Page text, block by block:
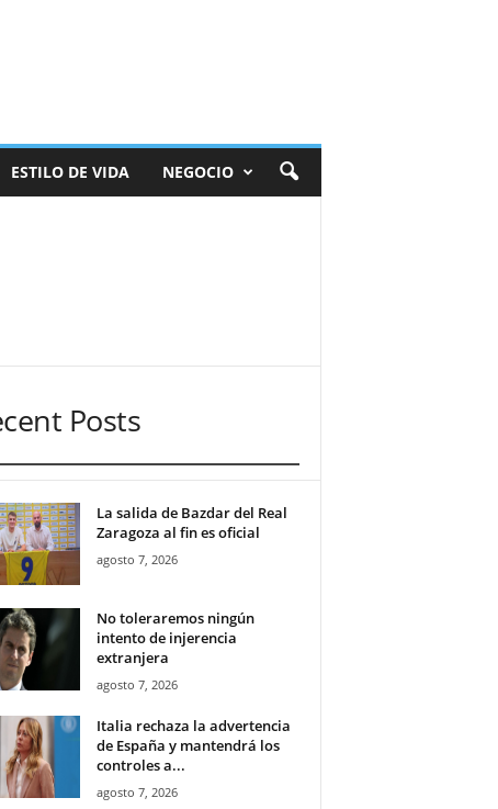
ESTILO DE VIDA NEGOCIO
Posts
La salida de Bazdar del Real
Zaragoza al fin es oficial
agosto 7, 2026
No toleraremos ningún
intento de injerencia
extranjera
agosto 7, 2026
Italia rechaza la advertencia
de España y mantendrá los
controles a...
agosto 7, 2026